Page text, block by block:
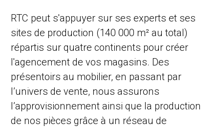
RTC peut s'appuyer sur ses experts et ses
sites de production (140 000 m² au total)
répartis sur quatre continents pour créer
l'agencement de vos magasins. Des
présentoirs au mobilier, en passant par
l’univers de vente, nous assurons
l’approvisionnement ainsi que la production
de nos pièces grâce à un réseau de